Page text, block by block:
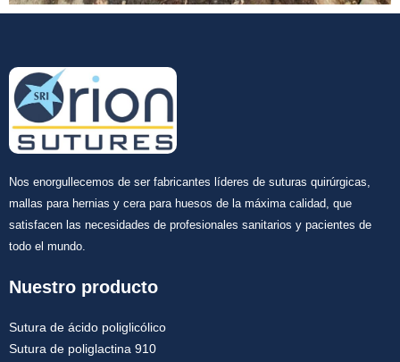
Nos enorgullecemos de ser fabricantes líderes de suturas quirúrgicas,
mallas para hernias y cera para huesos de la máxima calidad, que
satisfacen las necesidades de profesionales sanitarios y pacientes de
todo el mundo.
Nuestro producto
Sutura de ácido poliglicólico
Sutura de poliglactina 910